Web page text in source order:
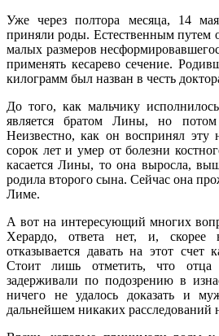
Уже через полтора месяца, 14
приняли роды. Естественным путем
малых размеров
применять кесарево сечение.
килограмм был назван в честь
До того, как мальчику
является братом Лины, но
Неизвестно, как он воспринял эту
сорок лет и умер от болезни
касается Лины, то она выросла,
родила второго сына. Сейчас она
Лиме.
А вот на интересующий многих
Херардо, ответа нет, и, скорее
отказывается давать на этот счет
Стоит лишь отметить, что
задерживали по подозрению в
ничего не удалось доказать и
дальнейшем никаких расследований